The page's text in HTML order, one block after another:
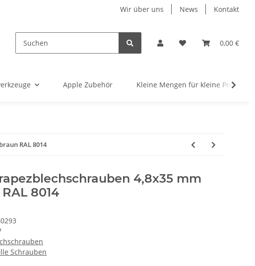
Wir über uns News Kontakt
0,00 €
Apple Zubehör Kleine Mengen für kleine Projekte
RAL 8014
4,8x35 mm
8014
Schrauben